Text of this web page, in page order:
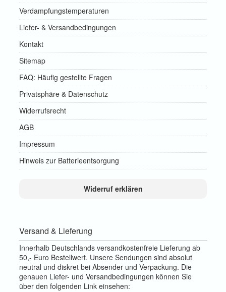
Verdampfungstemperaturen
Liefer- & Versandbedingungen
Kontakt
Sitemap
FAQ: Häufig gestellte Fragen
Privatsphäre & Datenschutz
Widerrufsrecht
AGB
Impressum
Hinweis zur Batterieentsorgung
Widerruf erklären
Versand & Lieferung
Innerhalb Deutschlands versandkostenfreie Lieferung ab
50,- Euro Bestellwert. Unsere Sendungen sind absolut
neutral und diskret bei Absender und Verpackung. Die
genauen Liefer- und Versandbedingungen können Sie
über den folgenden Link einsehen: